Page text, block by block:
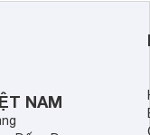
vùng nấu đáng mua
NAM